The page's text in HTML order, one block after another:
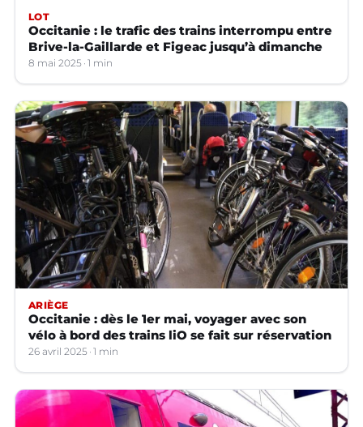
LOT
Occitanie : le trafic des trains interrompu entre
Brive-la-Gaillarde et Figeac jusqu’à dimanche
8 mai 2025 1 min
ARIÈGE
Occitanie : dès le 1er mai, voyager avec son
vélo à bord des trains liO se fait sur réservation
26 avril 2025 1 min